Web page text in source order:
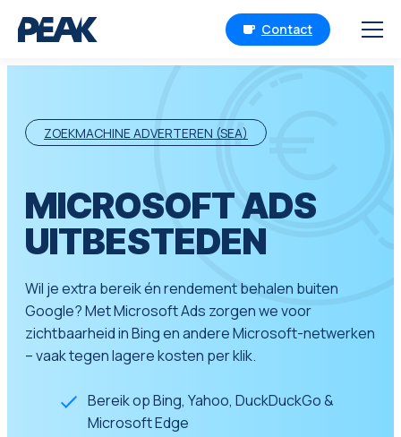
Contact
ZOEKMACHINE ADVERTEREN (SEA)
MICROSOFT ADS
UITBESTEDEN
Wil je extra bereik én rendement behalen buiten
Google? Met Microsoft Ads zorgen we voor
zichtbaarheid in Bing en andere Microsoft-netwerken
– vaak tegen lagere kosten per klik.
Bereik op Bing, Yahoo, DuckDuckGo &
Microsoft Edge